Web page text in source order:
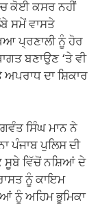
ਕੋਈ ਕਸਰ ਨਹੀਂ
ਸਮੇਂ ਵਾਸਤੇ
ਪ੍ਰਣਾਲੀ ਨੂੰ ਹੋਰ
ਬਣਾਉਣ ‘ਤੇ ਵੀ
ਦਾ ਸ਼ਿਕਾਰ
ਸਿੰਘ ਮਾਨ ਨੇ
ਪੰਜਾਬ ਪੁਲਿਸ ਦੀ
ਸੂਬੇ ਵਿੱਚੋਂ ਨਸ਼ਿਆਂ ਦੇ
ਨੂੰ ਕਾਇਮ
ਨੂੰ ਅਹਿਮ ਭੂਮਿਕਾ